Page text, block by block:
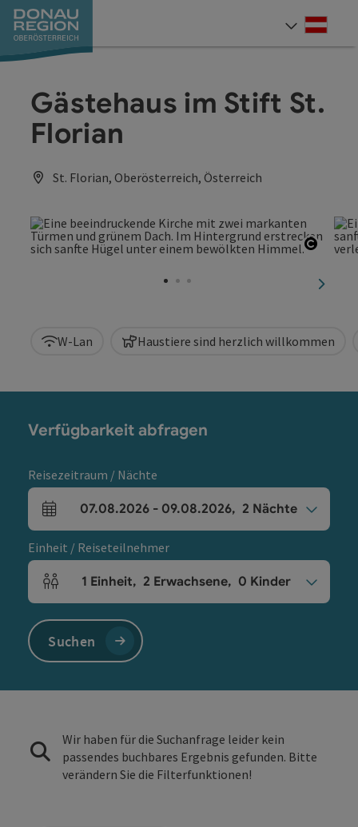
Zum Inhalt
Zur Navigation
Zum Seitenanfang
Zur Kontaktseite
Zum Impressum
Zur Startseite
Gästehaus im Stift St.
Florian
St. Florian, Oberösterreich, Österreich
W-Lan Haustiere sind herzlich willkommen
Verfügbarkeit abfragen
Reisezeitraum / Nächte
An- und Abreisefelder
07.08.2026 - 09.08.2026, 2 Nächte
Einheit / Reiseteilnehmer
Einheitenanzahl und Personenfelder
1 Einheit, 2 Erwachsene, 0 Kinder
Suchen
Wir haben für die Suchanfrage leider kein
passendes buchbares Ergebnis gefunden. Bitte
verändern Sie die Filterfunktionen!